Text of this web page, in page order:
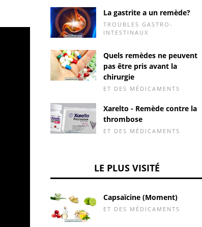
La gastrite a un remède?
TROUBLES GASTRO-
INTESTINAUX
Quels remèdes ne peuvent
pas être pris avant la
chirurgie
ET DES MÉDICAMENTS
Xarelto - Remède contre la
thrombose
ET DES MÉDICAMENTS
LE PLUS VISITÉ
Capsaïcine (Moment)
ET DES MÉDICAMENTS